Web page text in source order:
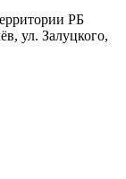
РБ
ул. Залуцкого,